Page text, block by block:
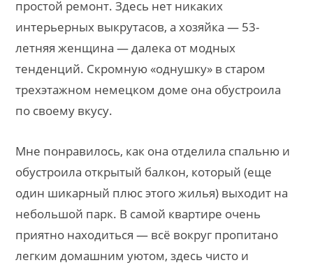
простой ремонт. Здесь нет никаких
интерьерных выкрутасов, а хозяйка — 53-
летняя женщина — далека от модных
тенденций. Скромную «однушку» в старом
трехэтажном немецком доме она обустроила
по своему вкусу.
Мне понравилось, как она отделила спальню и
обустроила открытый балкон, который (еще
один шикарный плюс этого жилья) выходит на
небольшой парк. В самой квартире очень
приятно находиться — всё вокруг пропитано
легким домашним уютом, здесь чисто и